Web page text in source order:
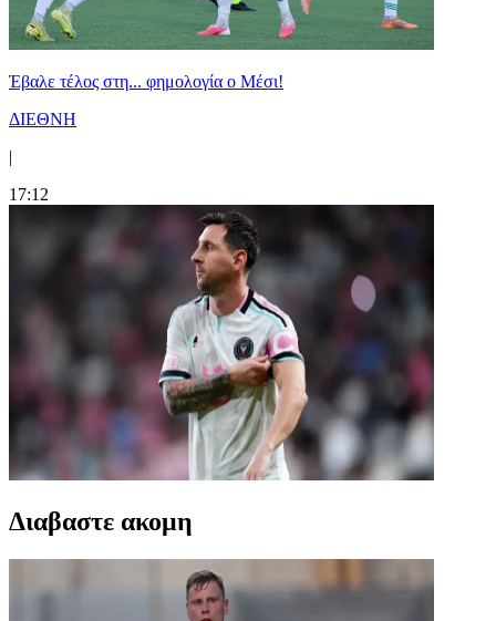
Έβαλε τέλος στη... φημολογία o Μέσι!
ΔΙΕΘΝΗ
|
17:12
Διαβαστε ακομη